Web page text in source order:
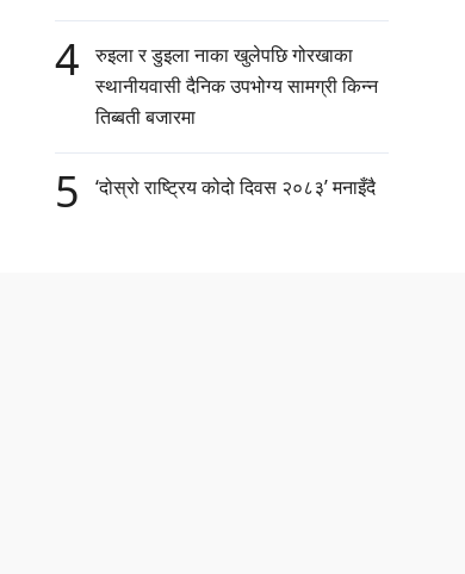
4
रुइला र डुइला नाका खुलेपछि गोरखाका
स्थानीयवासी दैनिक उपभोग्य सामग्री किन्न
तिब्बती बजारमा
5 ‘दोस्रो राष्ट्रिय कोदो दिवस २०८३’ मनाइँदै